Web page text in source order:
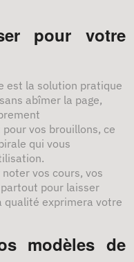
pour votre
est la solution pratique
abîmer la page,
vos brouillons, ce
qui vous
vos cours, vos
pour laisser
qualité exprimera votre
modèles de